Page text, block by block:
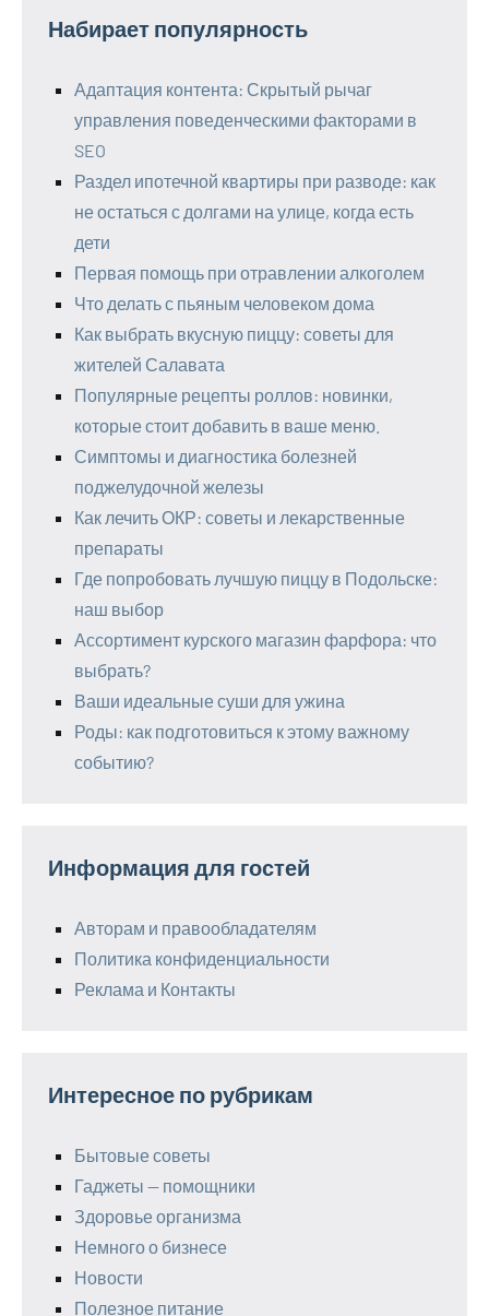
Набирает популярность
Адаптация контента: Скрытый рычаг
управления поведенческими факторами в
SEO
Раздел ипотечной квартиры при разводе: как
не остаться с долгами на улице, когда есть
дети
Первая помощь при отравлении алкоголем
Что делать с пьяным человеком дома
Как выбрать вкусную пиццу: советы для
жителей Салавата
Популярные рецепты роллов: новинки,
которые стоит добавить в ваше меню.
Симптомы и диагностика болезней
поджелудочной железы
Как лечить ОКР: советы и лекарственные
препараты
Где попробовать лучшую пиццу в Подольске:
наш выбор
Ассортимент курского магазин фарфора: что
выбрать?
Ваши идеальные суши для ужина
Роды: как подготовиться к этому важному
событию?
Информация для гостей
Авторам и правообладателям
Политика конфиденциальности
Реклама и Контакты
Интересное по рубрикам
Бытовые советы
Гаджеты — помощники
Здоровье организма
Немного о бизнесе
Новости
Полезное питание